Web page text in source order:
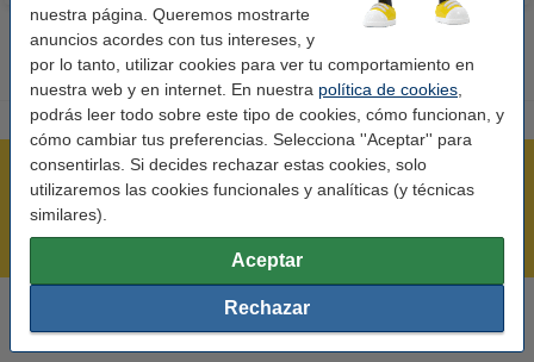
nuestra página. Queremos mostrarte
anuncios acordes con tus intereses, y
por lo tanto, utilizar cookies para ver tu comportamiento en
nuestra web y en internet. En nuestra política de cookies
podrás leer todo sobre este tipo de cookies, cómo funcionan, y
cómo cambiar tus preferencias. Selecciona ''Aceptar'' para
consentirlas. Si decides rechazar estas cookies, solo
utilizaremos las cookies funcionales y analíticas (y técnicas
similares).
Aceptar
Rechazar
Rápido y sencillo
¡Recibe en 24 horas!
Mejor Precio Garantizado
En días laborables de 09:00 a 20:00.